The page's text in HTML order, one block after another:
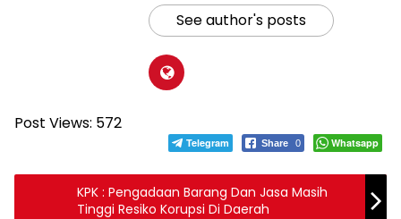
See author's posts
Post Views: 572
Telegram Share 0 Whatsapp
KPK : Pengadaan Barang Dan Jasa Masih
Tinggi Resiko Korupsi Di Daerah